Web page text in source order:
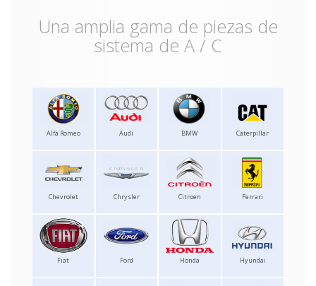
Una amplia gama de piezas de
sistema de A / C
Alfa Romeo Audi BMW Caterpillar
Chevrolet Chrysler Citroen Ferrari
Fiat Ford Honda Hyundai